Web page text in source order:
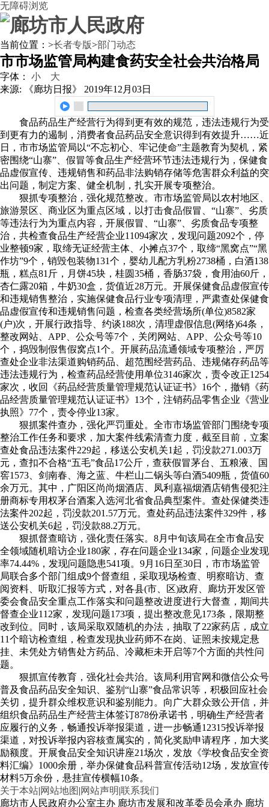
无障碍浏览
当前位置： >长者专版>部门动态
市市场监管局构建食药安全社会共治格局
字体： 小
大
来源: 《廊坊日报》
2019年12月03日
食品药品生产经营行为得到更有效的规范，违法违规行为受
到更有力的遏制，消费者食品药品安全意识得到有效提升……近
日，市市场监管局以“不忘初心、牢记使命”主题教育为契机，紧
密围绕“山寨”、假冒等食品生产经营环节违法违规行为，保健食
品虚假宣传、违规销售和药品非法购销存储等危害群众利益的突
出问题，制定方案、健全机制，扎实开展专项整治。
狠抓专项整治，强化规范整改。市市场监管局以农村地区、
旅游景区、商业区为重点区域，以打击食品假冒、“山寨”、劣质
等违法行为为重点内容，开展假冒、“山寨”、劣质食品专项整
治，共检查食品生产经营企业11094家次，发现问题2092个，停
业整顿9家，取缔无证经营主体、小摊点37个，取缔“黑窝点”“黑
作坊”9个，销毁包装物131个，婴幼儿配方乳粉2738桶，白酒138
瓶，糕点81斤，月饼45块，桂圆35桶，香肠37袋，食用油60斤，
杏仁露20箱，牛奶30盒，货值近28万元。开展保健食品虚假宣传
和违规销售整治，实施保健食品行业专项清理，严肃查处保健食
品虚假宣传和违规销售问题，检查各类经营场所(单位)8582家
(户)次，开展行政指导、约谈188次，清理虚假信息(网络)64条，
整改网站、APP、公众号等7个，关闭网站、APP、公众号等10
个，捣毁制假售假窝点1个。开展药品流通领域专项整治，严厉
查处企业非法渠道购销药品、超范围经营药品、违规储存药品等
违法违规行为，检查药品经营使用单位3146家次，责令改正1254
家次，收回《药品经营质量管理规范认证证书》16个，撤销《药
品经营质量管理规范认证证书》13个，注销药品零售企业《营业
执照》77个，责令停业13家。
狠抓案件查办，强化严罚重处。全市市场监管部门围绕专项
整治工作任务和要求，加大案件线索清查力度，截至目前，立案
查处食品违法案件229起，移送公安机关1起，罚没款271.003万
元，查扣不合格“五毛”食品17公斤，查获假冒茅台、五粮液、国
窖1573、剑南春、海之蓝、牛栏山二锅头等白酒5409瓶，货值60
余万元。其中，广阳区尚尚烟酒店、凤利嘉福烟酒店销售侵犯注
册商标专用权茅台酒案入选河北省食品典型案件。查处保健类违
法案件202起，罚没款201.57万元。查处药品违法案件329件，移
送公安机关6起，罚没款88.2万元。
狠抓督查暗访，强化责任落实。8月中旬该局在全市食品安
全领域随机暗访企业180家，存在问题企业134家，问题企业发现
率74.44%，发现问题隐患541项。9月16日至30日，市市场监管
局联合多个部门组成9个督查组，采取现场检查、明察暗访、查
阅资料、听取汇报等方式，对各县(市、区)政府、廊坊开发区管
委会食品安全重点工作落实和问题整改进度进行大督查，期间共
督查企业112家，发现问题173项，提出整改意见173条，限期整
改到位。同时，该局采取双随机的办法，抽取了22家药店，成立
11个暗访检查组，检查发现执业药师不在岗、证照未按规定悬
挂、未凭处方销售处方药品、冷藏柜未开启等7个方面的共性问
题。
狠抓宣传教育，强化社会共治。该局利用官网和微信公众号
普及食品药品安全知识、鉴别“山寨”食品常识等，积极回应社会
关切，提升群众维权意识和鉴别能力。向广大群众致公开信，并
组织食品药品生产经营主体签订878份承诺书，明确生产经营者
应履行的义务，畅通投诉举报渠道，进一步畅通12315投诉举报
渠道，对投诉举报内容核查属实的，简化奖励申请程序，加大奖
励额度。开展食品安全知识讲座21场次，发放《学校食品安全资
料汇编》1000余册，举办保健食品科普宣传活动12场，发放宣传
材料5万余份，悬挂宣传横幅10条。
关于本站|网站地图 |网站声明|联系我们
廊坊市人民政府办公室主办 廊坊市发展和改革委员会承办 廊坊